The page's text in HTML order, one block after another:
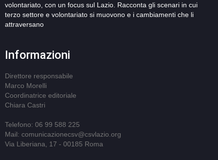
volontariato, con un focus sul Lazio. Racconta gli scenari in cui
terzo settore e volontariato si muovono e i cambiamenti che li
attraversano
Informazioni
Direttore responsabile
Marco Morelli
Coordinatrice editoriale
Chiara Castri
Telefono: 06 99 588 225
Mail: comunicazionecsv@csvlazio.org
Via Liberiana, 17 - 00185 Roma